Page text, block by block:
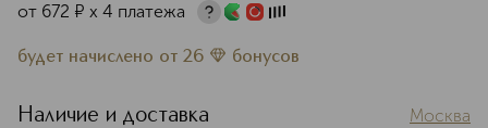
от 672 ¤ х 4 платежа
будет начислено от 26 бонусов
Наличие и доставка Москва